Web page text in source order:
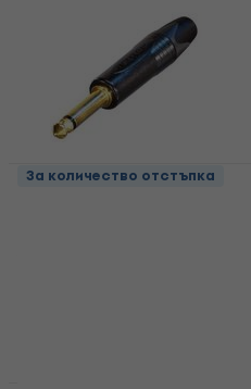
За количество отстъпка